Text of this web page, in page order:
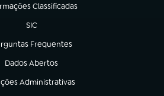
Classificadas
em nova aba)
SIC
(abre em nova aba)
Frequentes
em nova aba)
Dados Abertos
(abre em nova aba)
Administrativas
em nova aba)